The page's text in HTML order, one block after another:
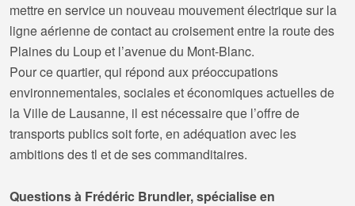
mettre en service un nouveau mouvement électrique sur la
ligne aérienne de contact au croisement entre la route des
Plaines du Loup et l’avenue du Mont-Blanc.
Pource quartier, qui répond aux préoccupations
environnementales, sociales et économiques actuelles de
la Ville de Lausanne, il est nécessaire que l’offre de
transports publics soit forte, en adéquation avec les
ambitions des tl et de ses commanditaires.
Questions à Frédéric Brundler, spécialise en